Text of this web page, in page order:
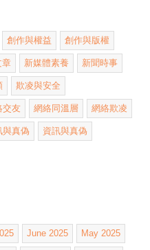
創作與權益 創作與版權
章 新媒體素養 新聞時事
欺凌與安全
交友 網絡同溫層 網絡欺凌
與真偽 資訊與真偽
June 2025 May 2025